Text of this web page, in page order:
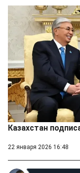
Казахстан
22 января 2026 16:48